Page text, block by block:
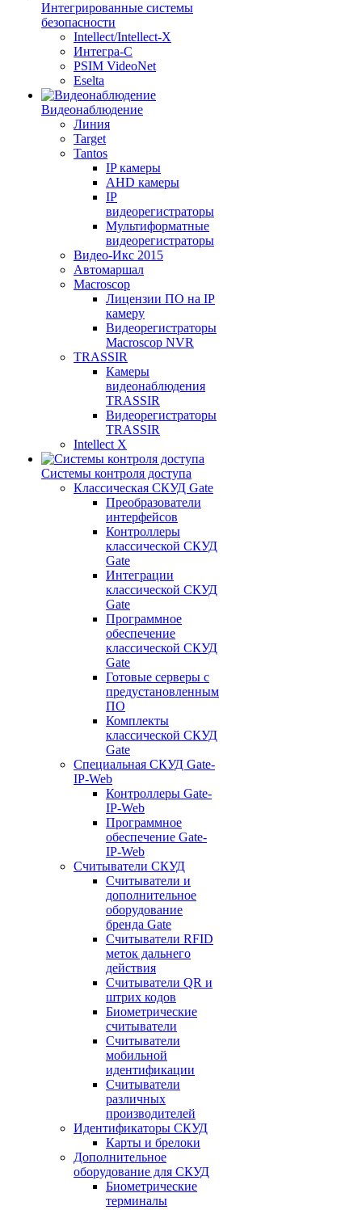
Интегрированные системы
безопасности
Intellect/Intellect-X
Интегра-С
PSIM VideoNet
Eselta
Видеонаблюдение
Линия
Target
Tantos
IP камеры
AHD камеры
IP
видеорегистраторы
Мультиформатные
видеорегистраторы
Видео-Икс 2015
Автомаршал
Macroscop
Лицензии ПО на IP
камеру
Видеорегистраторы
Macroscop NVR
TRASSIR
Камеры
видеонаблюдения
TRASSIR
Видеорегистраторы
TRASSIR
Intellect X
Системы контроля доступа
Классическая СКУД Gate
Преобразователи
интерфейсов
Контроллеры
классической СКУД
Gate
Интеграции
классической СКУД
Gate
Программное
обеспечение
классической СКУД
Gate
Готовые серверы с
предустановленным
ПО
Комплекты
классической СКУД
Gate
Специальная СКУД Gate-
IP-Web
Контроллеры Gate-
IP-Web
Программное
обеспечение Gate-
IP-Web
Считыватели СКУД
Считыватели и
дополнительное
оборудование
бренда Gate
Считыватели RFID
меток дальнего
действия
Считыватели QR и
штрих кодов
Биометрические
считыватели
Считыватели
мобильной
идентификации
Считыватели
различных
производителей
Идентификаторы СКУД
Карты и брелоки
Дополнительное
оборудование для СКУД
Биометрические
терминалы